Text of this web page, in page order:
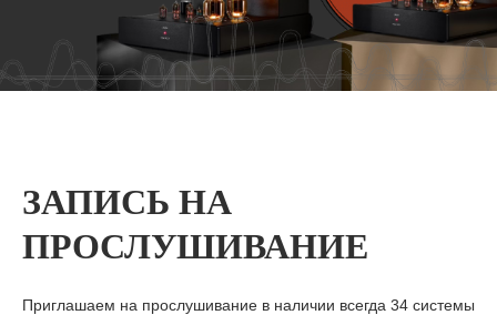
ЗАПИСЬ НА
ПРОСЛУШИВАНИЕ
Приглашаем на прослушивание в наличии всегда 34 системы